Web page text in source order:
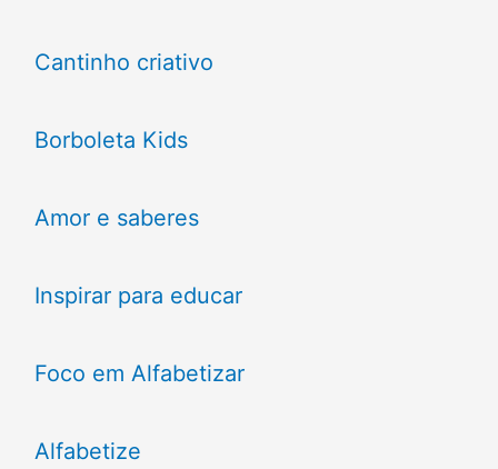
Cantinho criativo
Borboleta Kids
Amor e saberes
Inspirar para educar
Foco em Alfabetizar
Alfabetize